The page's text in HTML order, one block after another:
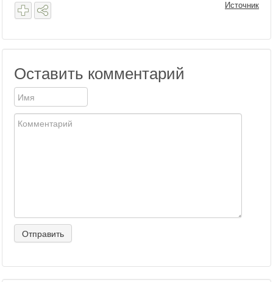
Источник
Оставить комментарий